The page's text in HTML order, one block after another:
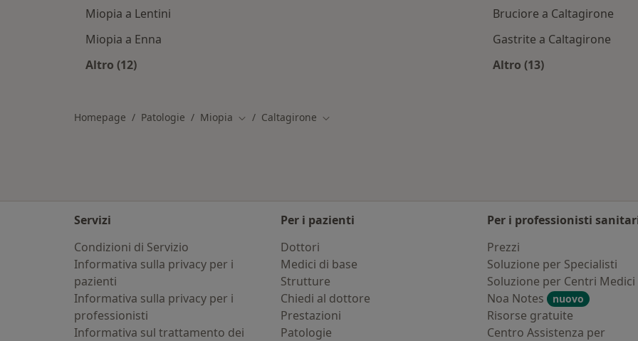
Miopia a Lentini
Miopia a Enna
Altro (12)
Bruciore a Caltagirone
Gastrite a Caltagirone
Altro (13)
Homepage Patologie Miopia Cambia città
Caltagirone Cambia città
Servizi
Condizioni di Servizio
Informativa sulla privacy per i
pazienti
Informativa sulla privacy per i
professionisti
Informativa sul trattamento dei
Per i pazienti
Dottori
Medici di base
Strutture
Chiedi al dottore
Prestazioni
Patologie
Per i professionisti
Prezzi
Soluzione per Specialisti
Soluzione per Centri Medici
Noa Notes
nuovo
Risorse gratuite
Centro Assistenza per